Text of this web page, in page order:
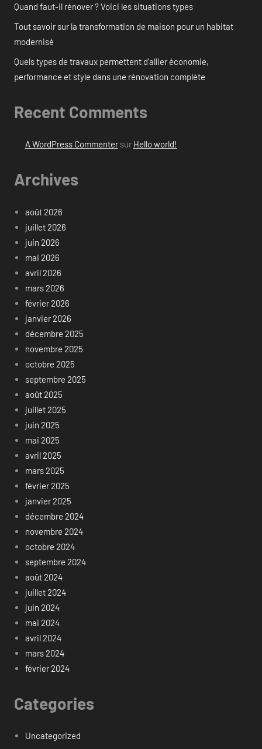
Quand faut-il rénover ? Voici les situations types
Tout savoir sur la transformation de maison pour un habitat
modernisé
Quels types de travaux permettent d’allier économie,
performance et style dans une rénovation complète
Recent Comments
A WordPress Commentersur Hello world!
Archives
août 2026
juillet 2026
juin 2026
mai 2026
avril 2026
mars 2026
février 2026
janvier 2026
décembre 2025
novembre 2025
octobre 2025
septembre 2025
août 2025
juillet 2025
juin 2025
mai 2025
avril 2025
mars 2025
février 2025
janvier 2025
décembre 2024
novembre 2024
octobre 2024
septembre 2024
août 2024
juillet 2024
juin 2024
mai 2024
avril 2024
mars 2024
février 2024
Categories
Uncategorized